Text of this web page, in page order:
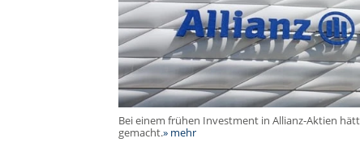
Bei einem frühen Investment in Allianz-Aktien
gemacht.» mehr